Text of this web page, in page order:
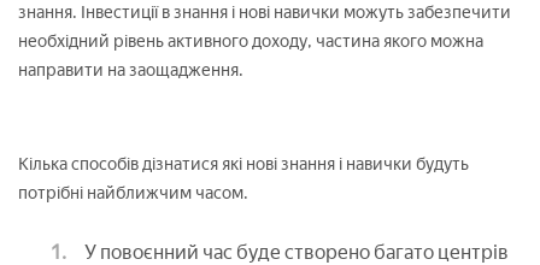
знання. Інвестиції в знання і нові навички можуть забезпечити
необхідний рівень активного доходу, частина якого можна
направити на заощадження.
Кілька способів дізнатися які нові знання і навички будуть
потрібні найближчим часом.
У повоєнний час буде створено багато центрів